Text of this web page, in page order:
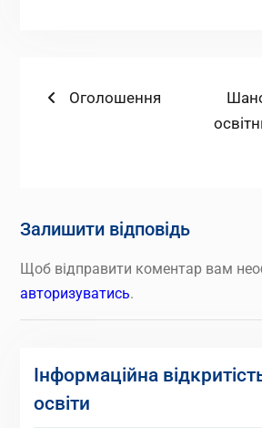
Навігація
Попередній
Оголошення
Залишити відповідь
Щоб відправити коментар вам
авторизуватись.
Інформаційна
освіти